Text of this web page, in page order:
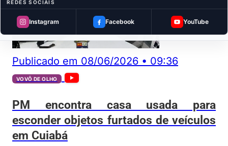
REDES SOCIAIS
Instagram Facebook YouTube
Publicado em 08/06/2026 • 09:36
VOVÔ DE OLHO
PM encontra casa usada para
esconder objetos furtados de veículos
em Cuiabá